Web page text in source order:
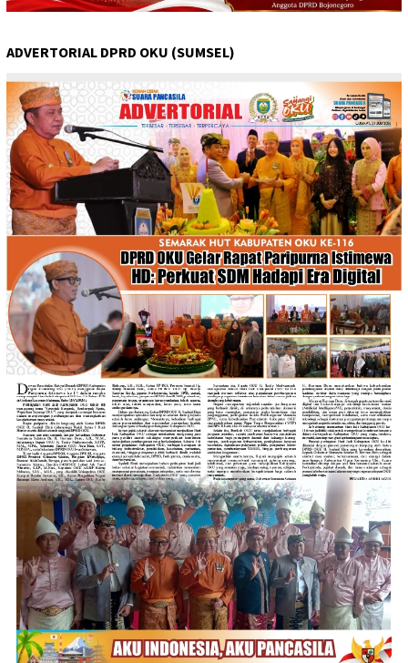
ADVERTORIAL DPRD OKU (SUMSEL)